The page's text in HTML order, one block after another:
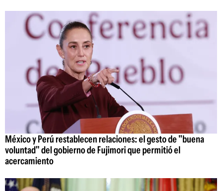
México y Perú restablecen relaciones: el gesto de "buena
voluntad" del gobierno de Fujimori que permitió el
acercamiento